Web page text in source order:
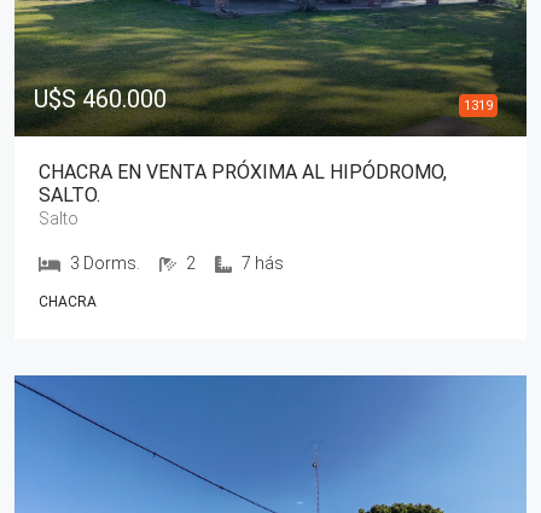
U$S 460.000 1319
CHACRA EN VENTA PRÓXIMA AL HIPÓDROMO,
SALTO.
Salto
3 Dorms. 2 7 hás
CHACRA